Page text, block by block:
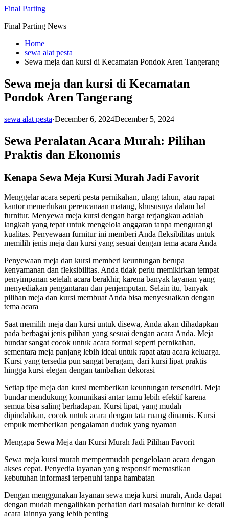
Skip
content
Final Parting
Final Parting News
Home
sewa alat pesta
Sewa meja dan kursi di Kecamatan Pondok Aren Tangerang
Sewa meja dan kursi di Kecamatan
Pondok Aren Tangerang
sewa alat pesta·December 6, 2024December 5, 2024
Sewa Peralatan Acara Murah: Pilihan
Praktis dan Ekonomis
Kenapa Sewa Meja Kursi Murah Jadi Favorit
Menggelar acara seperti pesta pernikahan, ulang tahun, atau rapat
kantor memerlukan perencanaan matang, khususnya dalam hal
furnitur. Menyewa meja kursi dengan harga terjangkau adalah
langkah yang tepat untuk mengelola anggaran tanpa mengurangi
kualitas. Penyewaan furnitur ini memberi Anda fleksibilitas untuk
memilih jenis meja dan kursi yang sesuai dengan tema acara Anda
Penyewaan meja dan kursi memberi keuntungan berupa
kenyamanan dan fleksibilitas. Anda tidak perlu memikirkan tempat
penyimpanan setelah acara berakhir, karena banyak layanan yang
menyediakan pengantaran dan penjemputan. Selain itu, banyak
pilihan meja dan kursi membuat Anda bisa menyesuaikan dengan
tema acara
Saat memilih meja dan kursi untuk disewa, Anda akan dihadapkan
pada berbagai jenis pilihan yang sesuai dengan acara Anda. Meja
bundar sangat cocok untuk acara formal seperti pernikahan,
sementara meja panjang lebih ideal untuk rapat atau acara keluarga.
Kursi yang tersedia pun sangat beragam, dari kursi lipat praktis
hingga kursi elegan dengan tambahan dekorasi
Setiap tipe meja dan kursi memberikan keuntungan tersendiri. Meja
bundar mendukung komunikasi antar tamu lebih efektif karena
semua bisa saling berhadapan. Kursi lipat, yang mudah
dipindahkan, cocok untuk acara dengan tata ruang dinamis. Kursi
empuk memberikan pengalaman duduk yang nyaman
Mengapa Sewa Meja dan Kursi Murah Jadi Pilihan Favorit
Sewa meja kursi murah mempermudah pengelolaan acara dengan
akses cepat. Penyedia layanan yang responsif memastikan
kebutuhan informasi terpenuhi tanpa hambatan
Dengan menggunakan layanan sewa meja kursi murah, Anda dapat
dengan mudah mengalihkan perhatian dari masalah furnitur ke detail
acara lainnya yang lebih penting